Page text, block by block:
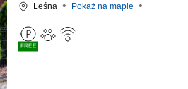
Leśna Pokaż na mapie
FREE